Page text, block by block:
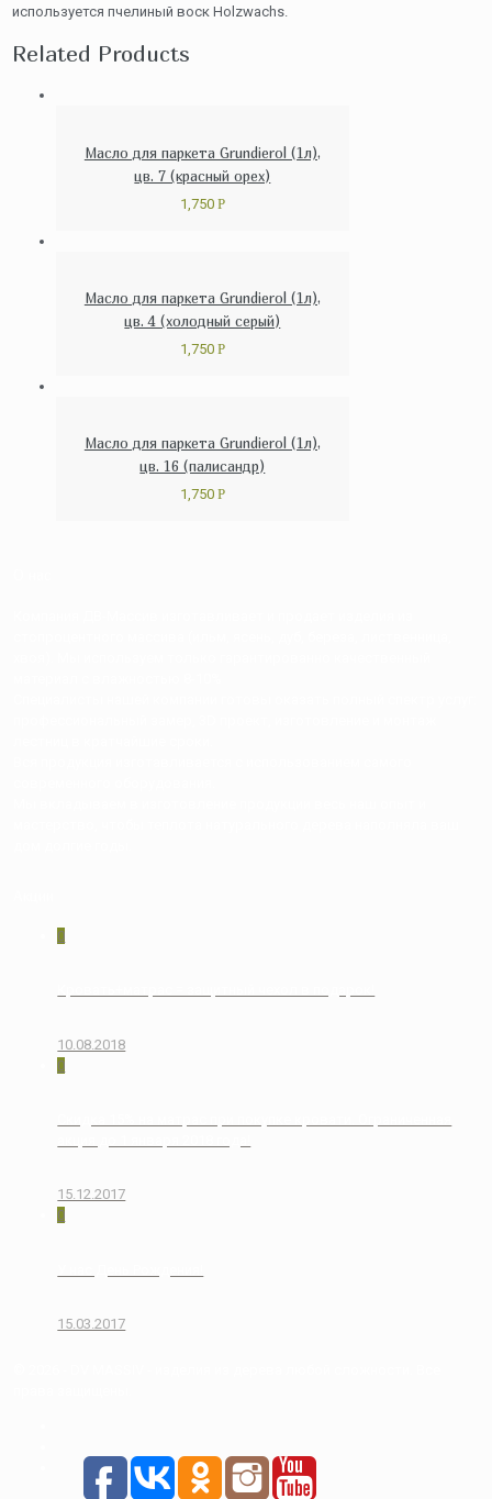
используется пчелиный воск Holzwachs.
Related Products
Масло для паркета Grundierol (1л),
цв. 7 (красный орех)
1,750 Р
Масло для паркета Grundierol (1л),
цв. 4 (холодный серый)
1,750 Р
Масло для паркета Grundierol (1л),
цв. 16 (палисандр)
1,750 Р
0
10.08.2018
0
15.12.2017
0
15.03.2017